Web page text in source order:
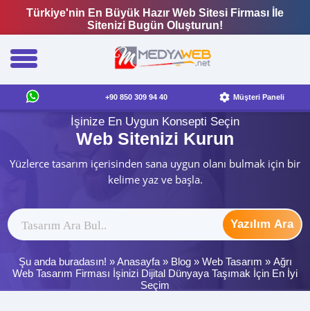
Türkiye'nin En Büyük Hazır Web Sitesi Firması İle
Sitenizi Bugün Oluşturun!
+90 850 309 94 40 Müşteri Paneli
İşinize En Uygun Konsepti Seçin
Web Sitenizi Kurun
Yüzlerce tasarım içerisinden sana uygun olanı bulmak için bir
kelime yaz ve başla.
Yazılım Ara
Şu anda buradasın! »Anasayfa» Blog» Web Tasarım » Ağrı
Web Tasarım Firması İşinizi Dijital Dünyaya Taşımak İçin En İyi
Seçim